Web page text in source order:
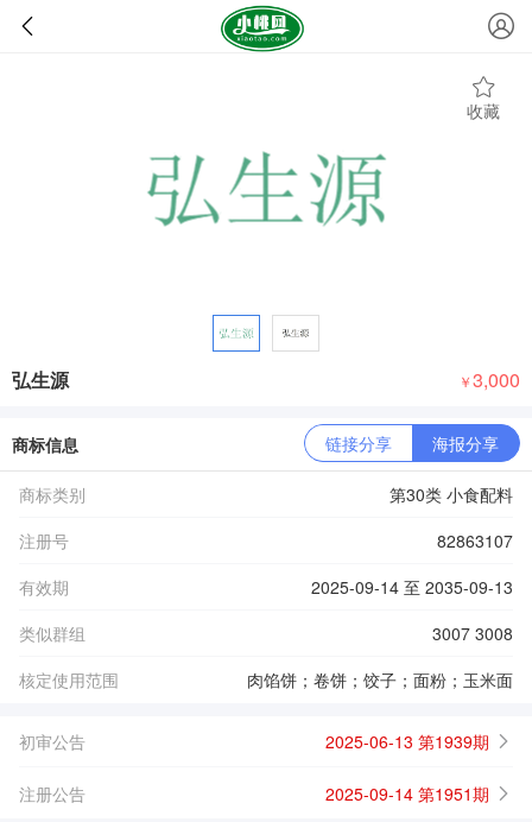
收藏
弘生源 ￥3,000
商标信息 链接分享 海报分享
商标类别
第30类 小食配料
注册号
82863107
有效期
2025-09-14 至 2035-09-13
类似群组
3007 3008
核定使用范围
肉馅饼；卷饼；饺子；面粉；玉米面
初审公告 2025-06-13 第1939期
注册公告 2025-09-14 第1951期